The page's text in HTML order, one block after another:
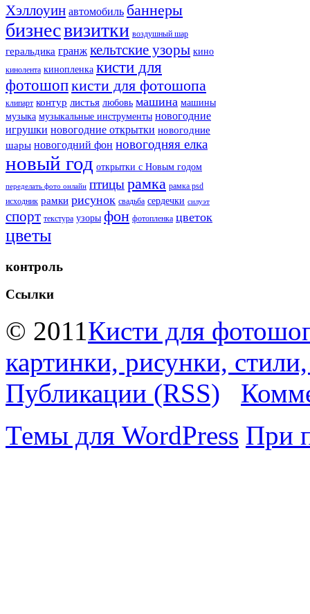
Хэллоуин автомобиль баннеры
бизнесвизитки воздушный шар
геральдика гранж кельтские узоры кино
кинолента кинопленка кисти для
фотошопкисти для фотошопа
клипарт контур листья любовь машина машины
музыка музыкальные инструменты новогодние
игрушки новогодние открытки новогодние
шары новогодний фон новогодняя елка
новый год открытки с Новым годом
переделать фото онлайн птицырамка рамка psd
исходник рамки рисунок свадьба сердечки силуэт
спорт текстура узоры фон фотопленка цветок
цветы
контроль
Ссылки
© 2011Кисти для
картинки, рисунки,
Публикации (RSS)
Темы для WordPress При